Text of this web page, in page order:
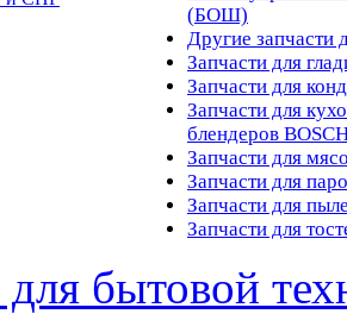
(БОШ)
Другие
Запчасти для
Запчасти для
Запчасти для
блендеров
Запчасти для
Запчасти для
Запчасти для
Запчасти для
для бытовой